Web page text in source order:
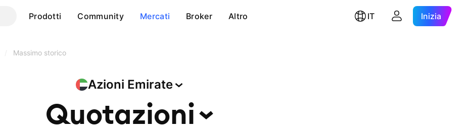
Prodotti Community Mercati Broker Altro IT Inizia
Massimo storico
Azioni Emirate
Quotazioni